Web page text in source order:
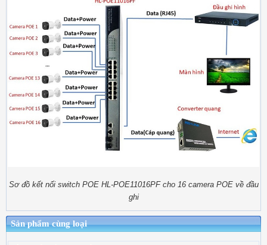
Sơ đồ kết nối switch POE HL-POE11016PF cho 16 camera POE về đầu
ghi
Sản phẩm cùng loại